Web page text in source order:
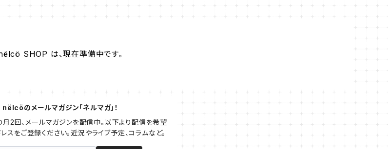
SHOP は、現在準備中です。
nëlcöのメールマガジン「ネルマガ」！
月2回、メールマガジンを配信中。以下より配信を希望
スをご登録ください。近況やライブ予定、コラムなど。